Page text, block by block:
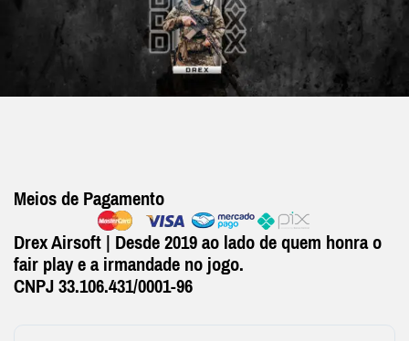
Meios de Pagamento
Drex Airsoft | Desde 2019 ao lado de quem honra o
fair play e a irmandade no jogo.
CNPJ 33.106.431/0001-96